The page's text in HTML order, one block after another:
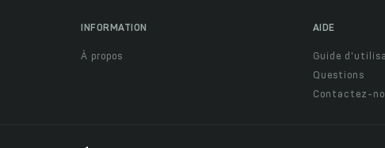
INFORMATION
À propos
AIDE
Guide
Questions
Contactez-